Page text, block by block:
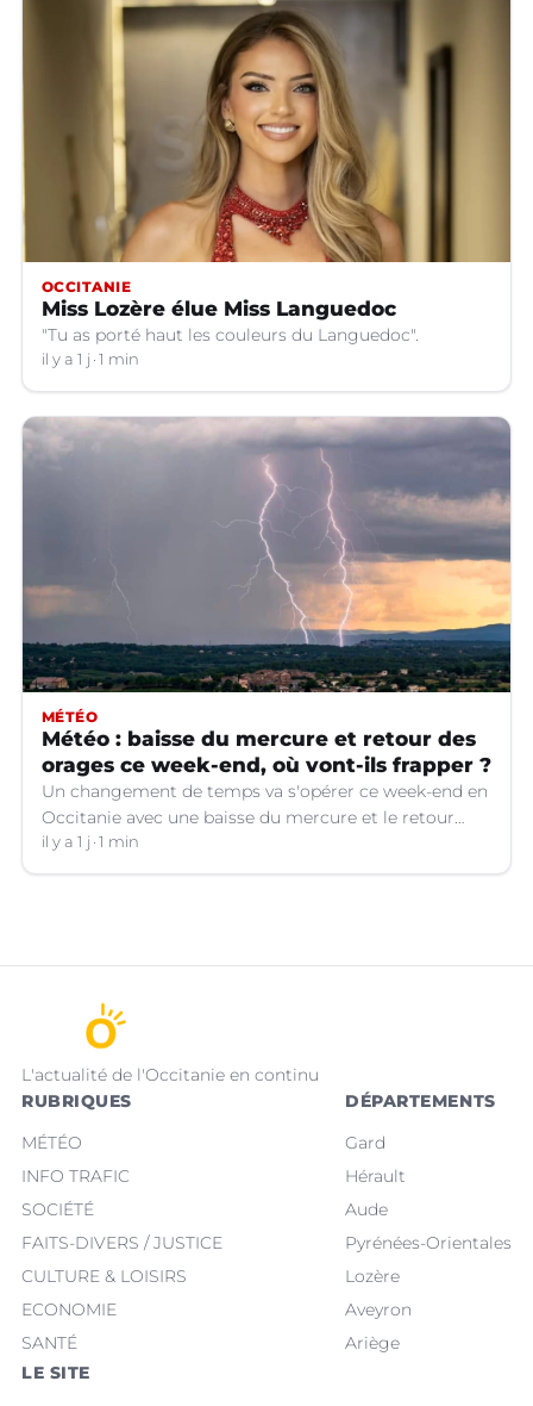
OCCITANIE
Miss Lozère élue Miss Languedoc
"Tu as porté haut les couleurs du Languedoc".
il y a 1 j 1 min
MÉTÉO
Météo : baisse du mercure et retour des
orages ce week-end, où vont-ils frapper ?
Un changement de temps va s'opérer ce week-end en
Occitanie avec une baisse du mercure et le retour
d'orages dans certains départements.
il y a 1 j 1 min
L'actualité de l'Occitanie en continu
RUBRIQUES
MÉTÉO
INFO TRAFIC
SOCIÉTÉ
FAITS-DIVERS / JUSTICE
CULTURE & LOISIRS
ECONOMIE
SANTÉ
DÉPARTEMENTS
Gard
Hérault
Aude
Pyrénées-Orientales
Lozère
Aveyron
Ariège
LE SITE